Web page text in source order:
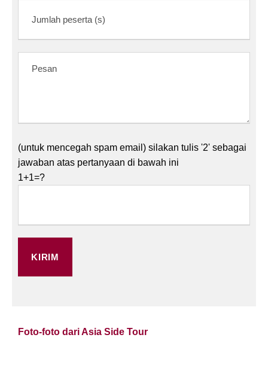
(untuk mencegah spam email) silakan tulis '2' sebagai
jawaban atas pertanyaan di bawah ini
1+1=?
Foto-foto dari Asia Side Tour